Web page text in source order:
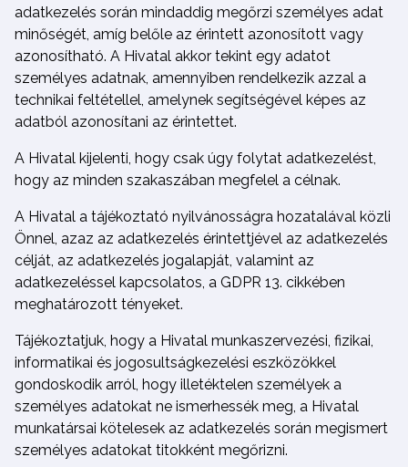
adatkezelés során mindaddig megőrzi személyes adat
minőségét, amíg belőle az érintett azonosított vagy
azonosítható. A Hivatal akkor tekint egy adatot
személyes adatnak, amennyiben rendelkezik azzal a
technikai feltétellel, amelynek segítségével képes az
adatból azonosítani az érintettet.
A Hivatal kijelenti, hogy csak úgy folytat adatkezelést,
hogy az minden szakaszában megfelel a célnak.
A Hivatal a tájékoztató nyilvánosságra hozatalával közli
Önnel, azaz az adatkezelés érintettjével az adatkezelés
célját, az adatkezelés jogalapját, valamint az
adatkezeléssel kapcsolatos, a GDPR 13. cikkében
meghatározott tényeket.
Tájékoztatjuk, hogy a Hivatal munkaszervezési, fizikai,
informatikai és jogosultságkezelési eszközökkel
gondoskodik arról, hogy illetéktelen személyek a
személyes adatokat ne ismerhessék meg, a Hivatal
munkatársai kötelesek az adatkezelés során megismert
személyes adatokat titokként megőrizni.